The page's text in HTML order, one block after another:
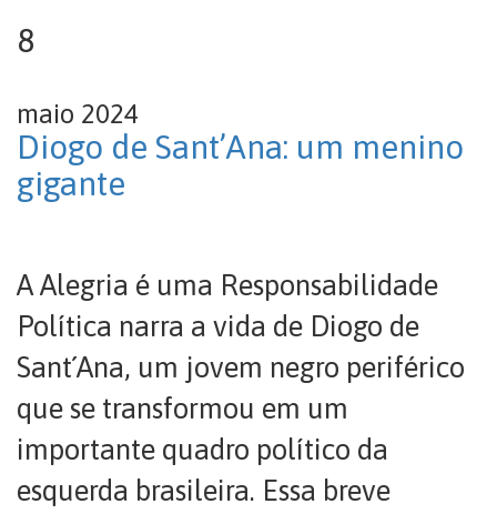
8
maio 2024
Diogo de Sant’Ana: um menino
gigante
A Alegria é uma Responsabilidade
Política narra a vida de Diogo de
Sant´Ana, um jovem negro periférico
que se transformou em um
importante quadro político da
esquerda brasileira. Essa breve